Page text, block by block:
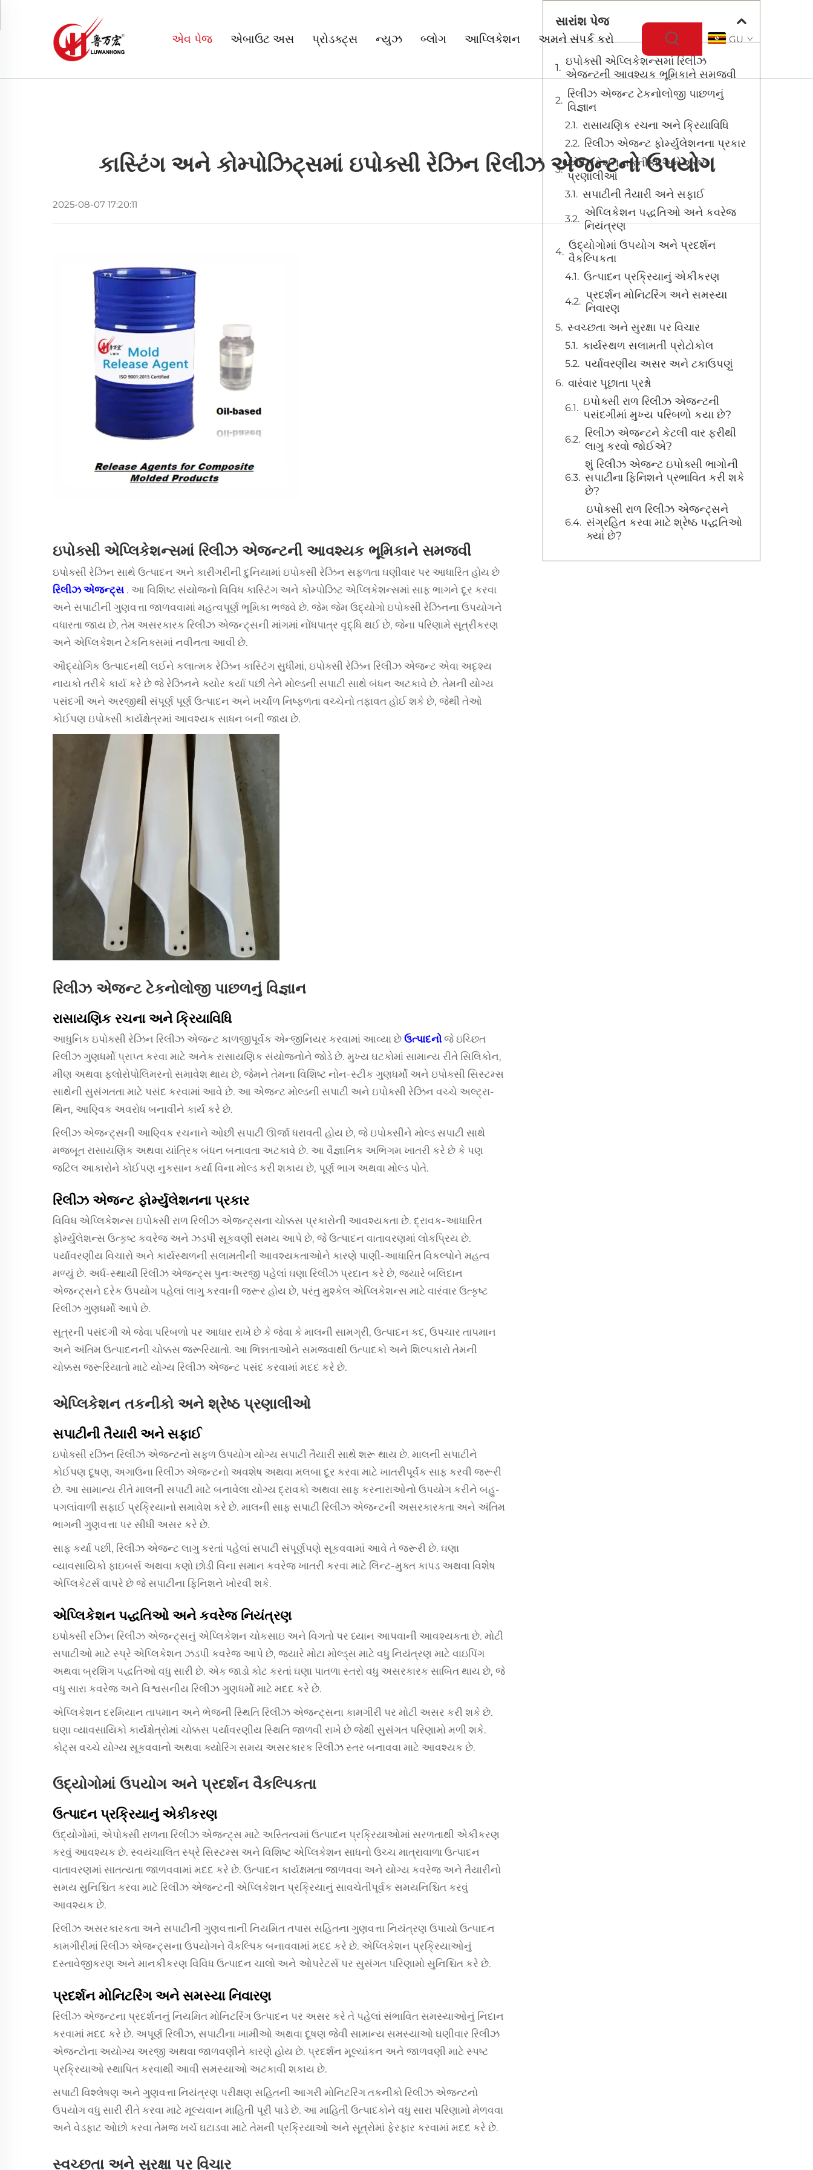
એવ પેજ એબાઉટ અસ પ્રોડક્ટ્સ ન્યુઝ બ્લોગ આપ્લિકેશન અમને સંપર્ક કરો GU
કાસ્ટિંગ અને કોમ્પોઝિટ્સમાં ઇપોક્સી રેઝિન રિલીઝ એજન્ટનો ઉપયોગ
2025-08-07 17:20:11
ઇપોક્સી એપ્લિકેશન્સમાં રિલીઝ એજન્ટની આવશ્યક ભૂમિકાને સમજવી
ઇપોક્સી રેઝિન સાથે ઉત્પાદન અને કારીગરીની દુનિયામાં ઇપોક્સી રેઝિન સફળતા ઘણીવાર પર આધારિત હોય છે
રિલીઝ એજન્ટ્સ . આ વિશિષ્ટ સંયોજનો વિવિધ કાસ્ટિંગ અને કોમ્પોઝિટ એપ્લિકેશન્સમાં સાફ ભાગને દૂર કરવા
અને સપાટીની ગુણવત્તા જાળવવામાં મહત્વપૂર્ણ ભૂમિકા ભજવે છે. જેમ જેમ ઉદ્યોગો ઇપોક્સી રેઝિનના ઉપયોગને
વધારતા જાય છે, તેમ અસરકારક રિલીઝ એજન્ટ્સની માંગમાં નોંધપાત્ર વૃદ્ધિ થઈ છે, જેના પરિણામે સૂત્રીકરણ
અને એપ્લિકેશન ટેકનિક્સમાં નવીનતા આવી છે.
ઔદ્યોગિક ઉત્પાદનથી લઈને કલાત્મક રેઝિન કાસ્ટિંગ સુધીમાં, ઇપોક્સી રેઝિન રિલીઝ એજન્ટ એવા અદૃશ્ય
નાયકો તરીકે કાર્ય કરે છે જે રેઝિનને ક્યોર કર્યા પછી તેને મોલ્ડની સપાટી સાથે બંધન અટકાવે છે. તેમની યોગ્ય
પસંદગી અને અરજીથી સંપૂર્ણ પૂર્ણ ઉત્પાદન અને ખર્ચાળ નિષ્ફળતા વચ્ચેનો તફાવત હોઈ શકે છે, જેથી તેઓ
કોઈપણ ઇપોક્સી કાર્યક્ષેત્રમાં આવશ્યક સાધન બની જાય છે.
રિલીઝ એજન્ટ ટેકનોલોજી પાછળનું વિજ્ઞાન
રાસાયણિક રચના અને ક્રિયાવિધિ
આધુનિક ઇપોક્સી રેઝિન રિલીઝ એજન્ટ કાળજીપૂર્વક એન્જીનિયર કરવામાં આવ્યા છે ઉત્પાદનોજે ઇચ્છિત
રિલીઝ ગુણધર્મો પ્રાપ્ત કરવા માટે અનેક રાસાયણિક સંયોજનોને જોડે છે. મુખ્ય ઘટકોમાં સામાન્ય રીતે સિલિકોન,
મીણ અથવા ફ્લોરોપોલિમરનો સમાવેશ થાય છે, જેમને તેમના વિશિષ્ટ નોન-સ્ટીક ગુણધર્મો અને ઇપોક્સી સિસ્ટમ્સ
સાથેની સુસંગતતા માટે પસંદ કરવામાં આવે છે. આ એજન્ટ મોલ્ડની સપાટી અને ઇપોક્સી રેઝિન વચ્ચે અલ્ટ્રા-
થિન, આણ્વિક અવરોધ બનાવીને કાર્ય કરે છે.
રિલીઝ એજન્ટ્સની આણ્વિક રચનાને ઓછી સપાટી ઊર્જા ધરાવતી હોય છે, જે ઇપોક્સીને મોલ્ડ સપાટી સાથે
મજબૂત રાસાયણિક અથવા યાંત્રિક બંધન બનાવતા અટકાવે છે. આ વૈજ્ઞાનિક અભિગમ ખાતરી કરે છે કે પણ
જટિલ આકારોને કોઈપણ નુકસાન કર્યા વિના મોલ્ડ કરી શકાય છે, પૂર્ણ ભાગ અથવા મોલ્ડ પોતે.
રિલીઝ એજન્ટ ફોર્મ્યુલેશનના પ્રકાર
વિવિધ એપ્લિકેશન્સ ઇપોક્સી રાળ રિલીઝ એજન્ટ્સના ચોક્કસ પ્રકારોની આવશ્યકતા છે. દ્રાવક-આધારિત
ફોર્મ્યુલેશન્સ ઉત્કૃષ્ટ કવરેજ અને ઝડપી સૂકવણી સમય આપે છે, જે ઉત્પાદન વાતાવરણમાં લોકપ્રિય છે.
પર્યાવરણીય વિચારો અને કાર્યસ્થળની સલામતીની આવશ્યકતાઓને કારણે પાણી-આધારિત વિકલ્પોને મહત્વ
મળ્યું છે. અર્ધ-સ્થાયી રિલીઝ એજન્ટ્સ પુનઃઅરજી પહેલાં ઘણા રિલીઝ પ્રદાન કરે છે, જ્યારે બલિદાન
એજન્ટ્સને દરેક ઉપયોગ પહેલાં લાગુ કરવાની જરૂર હોય છે, પરંતુ મુશ્કેલ એપ્લિકેશન્સ માટે વારંવાર ઉત્કૃષ્ટ
રિલીઝ ગુણધર્મો આપે છે.
સૂત્રની પસંદગી એ જેવા પરિબળો પર આધાર રાખે છે કે જેવા કે માલની સામગ્રી, ઉત્પાદન કદ, ઉપચાર તાપમાન
અને અંતિમ ઉત્પાદનની ચોક્કસ જરૂરિયાતો. આ ભિન્નતાઓને સમજવાથી ઉત્પાદકો અને શિલ્પકારો તેમની
ચોક્કસ જરૂરિયાતો માટે યોગ્ય રિલીઝ એજન્ટ પસંદ કરવામાં મદદ કરે છે.
એપ્લિકેશન તકનીકો અને શ્રેષ્ઠ પ્રણાલીઓ
સપાટીની તૈયારી અને સફાઈ
ઇપોક્સી રઝિન રિલીઝ એજન્ટનો સફળ ઉપયોગ યોગ્ય સપાટી તૈયારી સાથે શરૂ થાય છે. માલની સપાટીને
કોઈપણ દૂષણ, અગાઉના રિલીઝ એજન્ટનો અવશેષ અથવા મલબા દૂર કરવા માટે ખાતરીપૂર્વક સાફ કરવી જરૂરી
છે. આ સામાન્ય રીતે માલની સપાટી માટે બનાવેલા યોગ્ય દ્રાવકો અથવા સાફ કરનારાઓનો ઉપયોગ કરીને બહુ-
પગલાંવાળી સફાઈ પ્રક્રિયાનો સમાવેશ કરે છે. માલની સાફ સપાટી રિલીઝ એજન્ટની અસરકારકતા અને અંતિમ
ભાગની ગુણવત્તા પર સીધી અસર કરે છે.
સાફ કર્યા પછી, રિલીઝ એજન્ટ લાગુ કરતાં પહેલાં સપાટી સંપૂર્ણપણે સૂકવવામાં આવે તે જરૂરી છે. ઘણા
વ્યાવસાયિકો ફાઇબર્સ અથવા કણો છોડી વિના સમાન કવરેજ ખાતરી કરવા માટે લિન્ટ-મુક્ત કાપડ અથવા વિશેષ
એપ્લિકેટર્સ વાપરે છે જે સપાટીના ફિનિશને ખોરવી શકે.
એપ્લિકેશન પદ્ધતિઓ અને કવરેજ નિયંત્રણ
ઇપોક્સી રઝિન રિલીઝ એજન્ટ્સનું એપ્લિકેશન ચોકસાઇ અને વિગતો પર ધ્યાન આપવાની આવશ્યકતા છે. મોટી
સપાટીઓ માટે સ્પ્રે એપ્લિકેશન ઝડપી કવરેજ આપે છે, જ્યારે મોટા મોલ્ડ્સ માટે વધુ નિયંત્રણ માટે વાઇપિંગ
અથવા બ્રશિંગ પદ્ધતિઓ વધુ સારી છે. એક જાડો કોટ કરતાં ઘણા પાતળા સ્તરો વધુ અસરકારક સાબિત થાય છે, જે
વધુ સારા કવરેજ અને વિશ્વસનીય રિલીઝ ગુણધર્મો માટે મદદ કરે છે.
એપ્લિકેશન દરમિયાન તાપમાન અને ભેજની સ્થિતિ રિલીઝ એજન્ટ્સના કામગીરી પર મોટી અસર કરી શકે છે.
ઘણા વ્યાવસાયિકો કાર્યક્ષેત્રોમાં ચોક્કસ પર્યાવરણીય સ્થિતિ જાળવી રાખે છે જેથી સુસંગત પરિણામો મળી શકે.
કોટ્સ વચ્ચે યોગ્ય સૂકવવાનો અથવા ક્યોરિંગ સમય અસરકારક રિલીઝ સ્તર બનાવવા માટે આવશ્યક છે.
ઉદ્યોગોમાં ઉપયોગ અને પ્રદર્શન વૈકલ્પિકતા
ઉત્પાદન પ્રક્રિયાનું એકીકરણ
ઉદ્યોગોમાં, એપોક્સી રાળના રિલીઝ એજન્ટ્સ માટે અસ્તિત્વમાં ઉત્પાદન પ્રક્રિયાઓમાં સરળતાથી એકીકરણ
કરવું આવશ્યક છે. સ્વયંચાલિત સ્પ્રે સિસ્ટમ્સ અને વિશિષ્ટ એપ્લિકેશન સાધનો ઉચ્ચ માત્રાવાળા ઉત્પાદન
વાતાવરણમાં સાતત્યતા જાળવવામાં મદદ કરે છે. ઉત્પાદન કાર્યક્ષમતા જાળવવા અને યોગ્ય કવરેજ અને તૈયારીનો
સમય સુનિશ્ચિત કરવા માટે રિલીઝ એજન્ટની એપ્લિકેશન પ્રક્રિયાનું સાવચેતીપૂર્વક સમયનિશ્ચિત કરવું
આવશ્યક છે.
રિલીઝ અસરકારકતા અને સપાટીની ગુણવત્તાની નિયમિત તપાસ સહિતના ગુણવત્તા નિયંત્રણ ઉપાયો ઉત્પાદન
કામગીરીમાં રિલીઝ એજન્ટ્સના ઉપયોગને વૈકલ્પિક બનાવવામાં મદદ કરે છે. એપ્લિકેશન પ્રક્રિયાઓનું
દસ્તાવેજીકરણ અને માનકીકરણ વિવિધ ઉત્પાદન ચાલો અને ઓપરેટર્સ પર સુસંગત પરિણામો સુનિશ્ચિત કરે છે.
પ્રદર્શન મોનિટરિંગ અને સમસ્યા નિવારણ
રિલીઝ એજન્ટના પ્રદર્શનનું નિયમિત મોનિટરિંગ ઉત્પાદન પર અસર કરે તે પહેલાં સંભાવિત સમસ્યાઓનું નિદાન
કરવામાં મદદ કરે છે. અપૂર્ણ રિલીઝ, સપાટીના ખામીઓ અથવા દૂષણ જેવી સામાન્ય સમસ્યાઓ ઘણીવાર રિલીઝ
એજન્ટોના અયોગ્ય અરજી અથવા જાળવણીને કારણે હોય છે. પ્રદર્શન મૂલ્યાંકન અને જાળવણી માટે સ્પષ્ટ
પ્રક્રિયાઓ સ્થાપિત કરવાથી આવી સમસ્યાઓ અટકાવી શકાય છે.
સપાટી વિશ્લેષણ અને ગુણવત્તા નિયંત્રણ પરીક્ષણ સહિતની આગરી મોનિટરિંગ તકનીકો રિલીઝ એજન્ટનો
ઉપયોગ વધુ સારી રીતે કરવા માટે મૂલ્યવાન માહિતી પૂરી પાડે છે. આ માહિતી ઉત્પાદકોને વધુ સારા પરિણામો મેળવવા
અને વેડફાટ ઓછો કરવા તેમજ ખર્ચ ઘટાડવા માટે તેમની પ્રક્રિયાઓ અને સૂત્રોમાં ફેરફાર કરવામાં મદદ કરે છે.
સ્વચ્છતા અને સુરક્ષા પર વિચાર
સારાંશ પેજ
ઇપોક્સી એપ્લિકેશન્સમાં રિલીઝ
એજન્ટની આવશ્યક ભૂમિકાને સમજવી
રિલીઝ એજન્ટ ટેકનોલોજી પાછળનું
વિજ્ઞાન
રાસાયણિક રચના અને ક્રિયાવિધિ
રિલીઝ એજન્ટ ફોર્મ્યુલેશનના પ્રકાર
એપ્લિકેશન તકનીકો અને શ્રેષ્ઠ
પ્રણાલીઓ
સપાટીની તૈયારી અને સફાઈ
એપ્લિકેશન પદ્ધતિઓ અને કવરેજ
નિયંત્રણ
ઉદ્યોગોમાં ઉપયોગ અને પ્રદર્શન
વૈકલ્પિકતા
ઉત્પાદન પ્રક્રિયાનું એકીકરણ
પ્રદર્શન મોનિટરિંગ અને સમસ્યા
નિવારણ
સ્વચ્છતા અને સુરક્ષા પર વિચાર
કાર્યસ્થળ સલામતી પ્રોટોકોલ
પર્યાવરણીય અસર અને ટકાઉપણું
વારંવાર પૂછાતા પ્રશ્નો
ઇપોક્સી રાળ રિલીઝ એજન્ટની
પસંદગીમાં મુખ્ય પરિબળો કયા છે?
રિલીઝ એજન્ટને કેટલી વાર ફરીથી
લાગુ કરવો જોઈએ?
શું રિલીઝ એજન્ટ ઇપોક્સી ભાગોની
સપાટીના ફિનિશને પ્રભાવિત કરી શકે
છે?
ઇપોક્સી રાળ રિલીઝ એજન્ટ્સને
સંગ્રહિત કરવા માટે શ્રેષ્ઠ પદ્ધતિઓ
ક્યાં છે?